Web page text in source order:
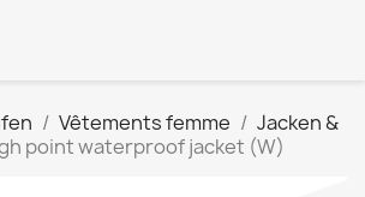
Vêtements femme
Jacken &
point waterproof jacket (W)